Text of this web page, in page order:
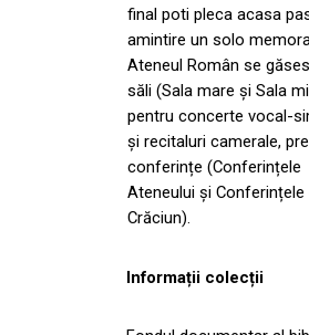
final poti pleca acasa
amintire un solo
Ateneul Român se
săli (Sala mare și Sala
pentru concerte vocal-
și recitaluri camerale,
conferințe (Conferințele
Ateneului și Conferințele
Crăciun).
Informații colecții